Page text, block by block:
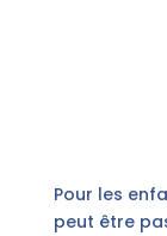
Pour les
peut être